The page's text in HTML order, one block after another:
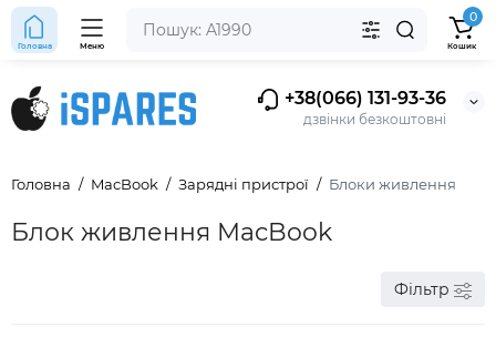
+38(066) 131-93-36
дзвінки безкоштовні
Головна Меню
0
Кошик
Головна MacBook Зарядні пристрої Блоки живлення
Блок живлення MacBook
Фільтр